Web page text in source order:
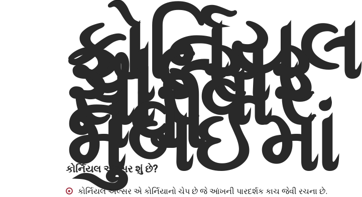
કોર્નિયલ
અલ્સર
સારવાર
નવી
મુંબઈમાં
કોર્નિયલ અલ્સર શું છે?
કોર્નિયલ અલ્સર એ કોર્નિયાનો ચેપ છે જે આંખની પારદર્શક કાચ જેવી રચના છે.